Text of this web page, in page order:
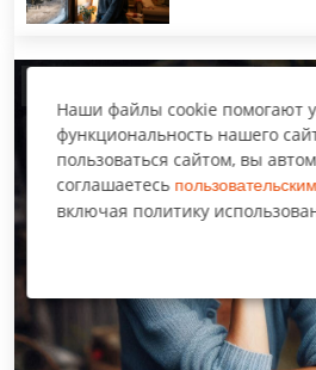
Наши файлы cookie помогают
функциональность нашего
пользоваться сайтом, вы
соглашаетесь
включая политику